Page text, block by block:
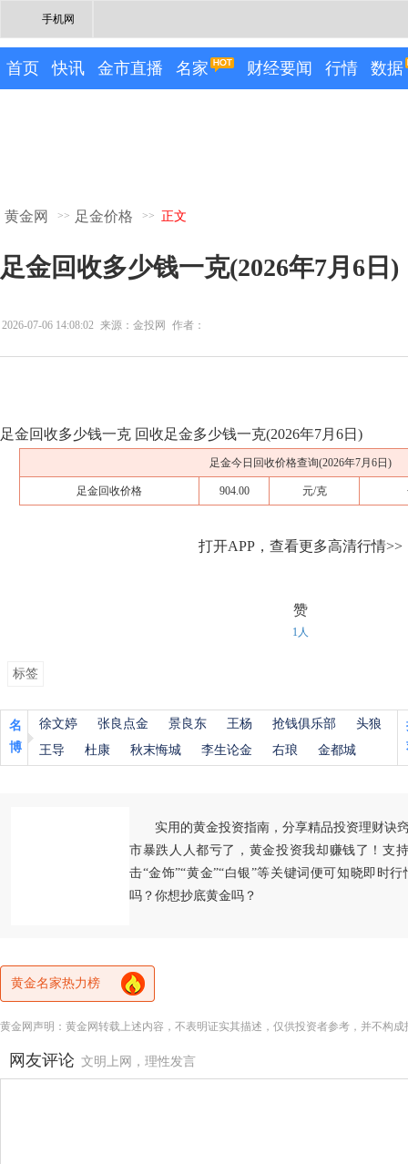
手机网
首页 快讯 金市直播 名家 财经要闻 行情 数据
黄金网 >> 足金价格 >> 正文
足金回收多少钱一克(2026年7月6日)
2026-07-06 14:08:02 来源：金投网 作者：
足金回收多少钱一克 回收足金多少钱一克(2026年7月6日)
足金今日回收价格查询(2026年7月6日)
足金回收价格 904.00 元/克
打开APP，查看更多高清行情>>
赞
1人
标签
名
博
徐文婷 张良点金 景良东 王杨 抢钱俱乐部
头狼
王导
杜康 秋末悔城 李生论金 右琅 金都城
实用的黄金投资指南，分享精品投资理财诀
市暴跌人人都亏了，黄金投资我却赚钱了！支
击“金饰”“黄金”“白银”等关键词便可知晓即时
吗？你想抄底黄金吗？
黄金名家热力榜
黄金网声明：黄金网转载上述内容，不表明证实其描述，仅供投资者参考，并不构
网友评论 文明上网，理性发言